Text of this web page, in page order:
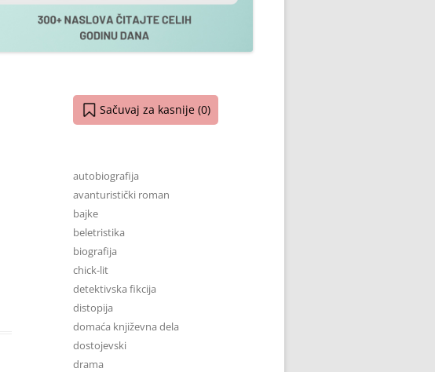
Sačuvaj za kasnije (0)
autobiografija
avanturistički roman
bajke
beletristika
biografija
chick-lit
detektivska fikcija
distopija
domaća književna dela
dostojevski
drama